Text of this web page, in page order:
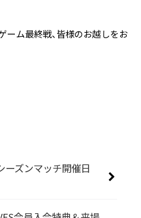
ーム最終戦、皆様のお越しをお
ーズンマッチ開催日